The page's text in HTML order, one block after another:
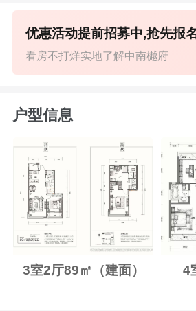
看房不打烊实地了解中南樾府
优惠活动提前招募中,抢先报
户型信息
3室2厅89㎡（建面）
4